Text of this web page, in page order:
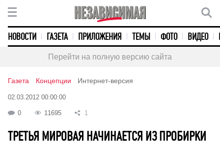
НОВОСТИ ГАЗЕТА ПРИЛОЖЕНИЯ ТЕМЫ ФОТО ВИДЕО
Перейти на полную версию сайта
Газета Концепции Интернет-версия
02.03.2012 00:00:00
0 11695 1
ТРЕТЬЯ МИРОВАЯ НАЧИНАЕТСЯ ИЗ ПРОБИРКИ